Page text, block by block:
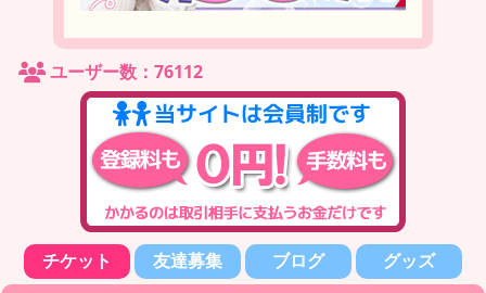
ユーザー数：76112
チケット 友達募集 ブログ グッズ